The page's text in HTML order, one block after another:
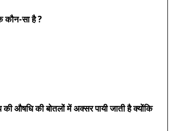
कौन-सा है ?
औषधि की बोतलों में अक्सर पायी जाती है क्योंकि